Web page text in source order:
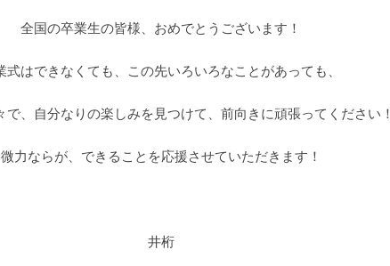
全国の卒業生の皆様、おめでとうございます！
式はできなくても、この先いろいろなことがあっても、
で、自分なりの楽しみを見つけて、前向きに頑張ってください！
微力ならが、できることを応援させていただきます！
井桁